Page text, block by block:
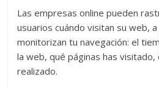
Las empresas online pueden
usuarios cuándo visitan su web,
monitorizan tu navegación: el
la web, qué páginas has visitado,
realizado.